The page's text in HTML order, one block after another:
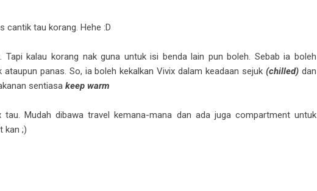
cantik tau korang. Hehe :D
kalau korang nak guna untuk isi benda lain pun boleh. Sebab ia boleh
panas. So, ia boleh kekalkan Vivix dalam keadaan sejuk (chilled) dan
sentiasa keep warm
Mudah dibawa travel kemana-mana dan ada juga compartment untuk
kan ;)